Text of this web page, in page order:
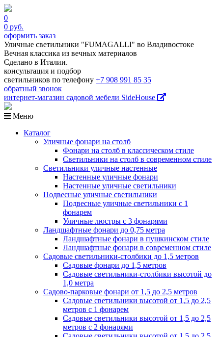
0
0 руб.
оформить заказ
Уличные светильники "FUMAGALLI" во Владивостоке
Вечная классика из вечных материалов
Сделано в Италии.
консультация и подбор
светильников по телефону +7 908 991 85 35
обратный звонок
интернет-магазин садовой мебели SideHouse
Меню
Каталог
Уличные фонари на столб
Фонари на столб в классическом стиле
Светильники на столб в современном стиле
Светильники уличные настенные
Настенные уличные фонари
Настенные уличные светильники
Подвесные уличные светильники
Подвесные уличные светильники с 1
фонарем
Уличные люстры с 3 фонарями
Ландшафтные фонари до 0,75 метра
Ландшафтные фонари в пушкинском стиле
Ландшафтные фонари в современном стиле
Садовые светильники-столбики до 1,5 метров
Садовые фонари до 1,5 метров
Садовые светильники-столбики высотой до
1,0 метра
Садово-парковые фонари от 1,5 до 2,5 метров
Садовые светильники высотой от 1,5 до 2,5
метров с 1 фонарем
Садовые светильники высотой от 1,5 до 2,5
метров с 2 фонарями